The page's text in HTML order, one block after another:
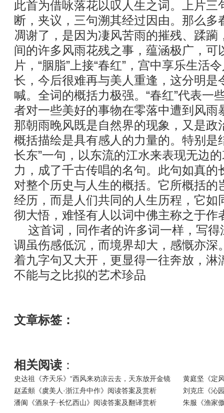
此首为借咏落花以叹人生之词。上片三
断，夹议，三句溯其经过因由。那么多
凋谢了，是因为凄风苦雨的摧残、蹂躏
间的许多风雨花残之事，蕴涵极广，可
片，“胭脂”上接“春红”，宫中享乐生活
长，今后很难再与美人重逢，这分明是
喊。全词的概括力极强。“春红”代表一
者对一些美好的事物在零落中遭到风雨
那朝雨晚风既是自然界的现象，又是政
概括描绘是具有感人的力量的。特别是
长东”一句，以东流的江水来表现无边
力，成了千古传唱的名句。此句如真的
对整个历史与人生的概括。它所概括的
经历，而是人们共同的人生历程，它如
彻大悟，难怪有人以词中佛主称之于作
这首词，同作者的许多词一样，写得
调虽伤感低沉，而境界却大，感慨亦深
着九字句又大开，更显得一往奔放，淋
不能与之比拟的艺术珍品
文章标签：
相关阅读 ：
史达祖《齐天乐》“西风来劝凉云去，天东放开金镜
黄庭坚《定
赵孟頫《虞美人·浙江舟中作》阅读答案及赏析
刘克庄《沁
潘阆《酒泉子·长忆西山》阅读答案及翻译赏析
朱服《渔家